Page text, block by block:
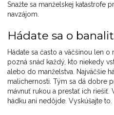
Snažte sa manželskej katastrofe
navzájom.
Hádate sa o
Hádate sa často a väčšinou len
pozná snáď každý, kto niekedy
alebo do manželstva. Najväčšie
malichernosti. Tým sa dá dobre
mávnuť rukou a prestať ich riešiť.
hádku ani nedôjde. Vyskúšajte to.